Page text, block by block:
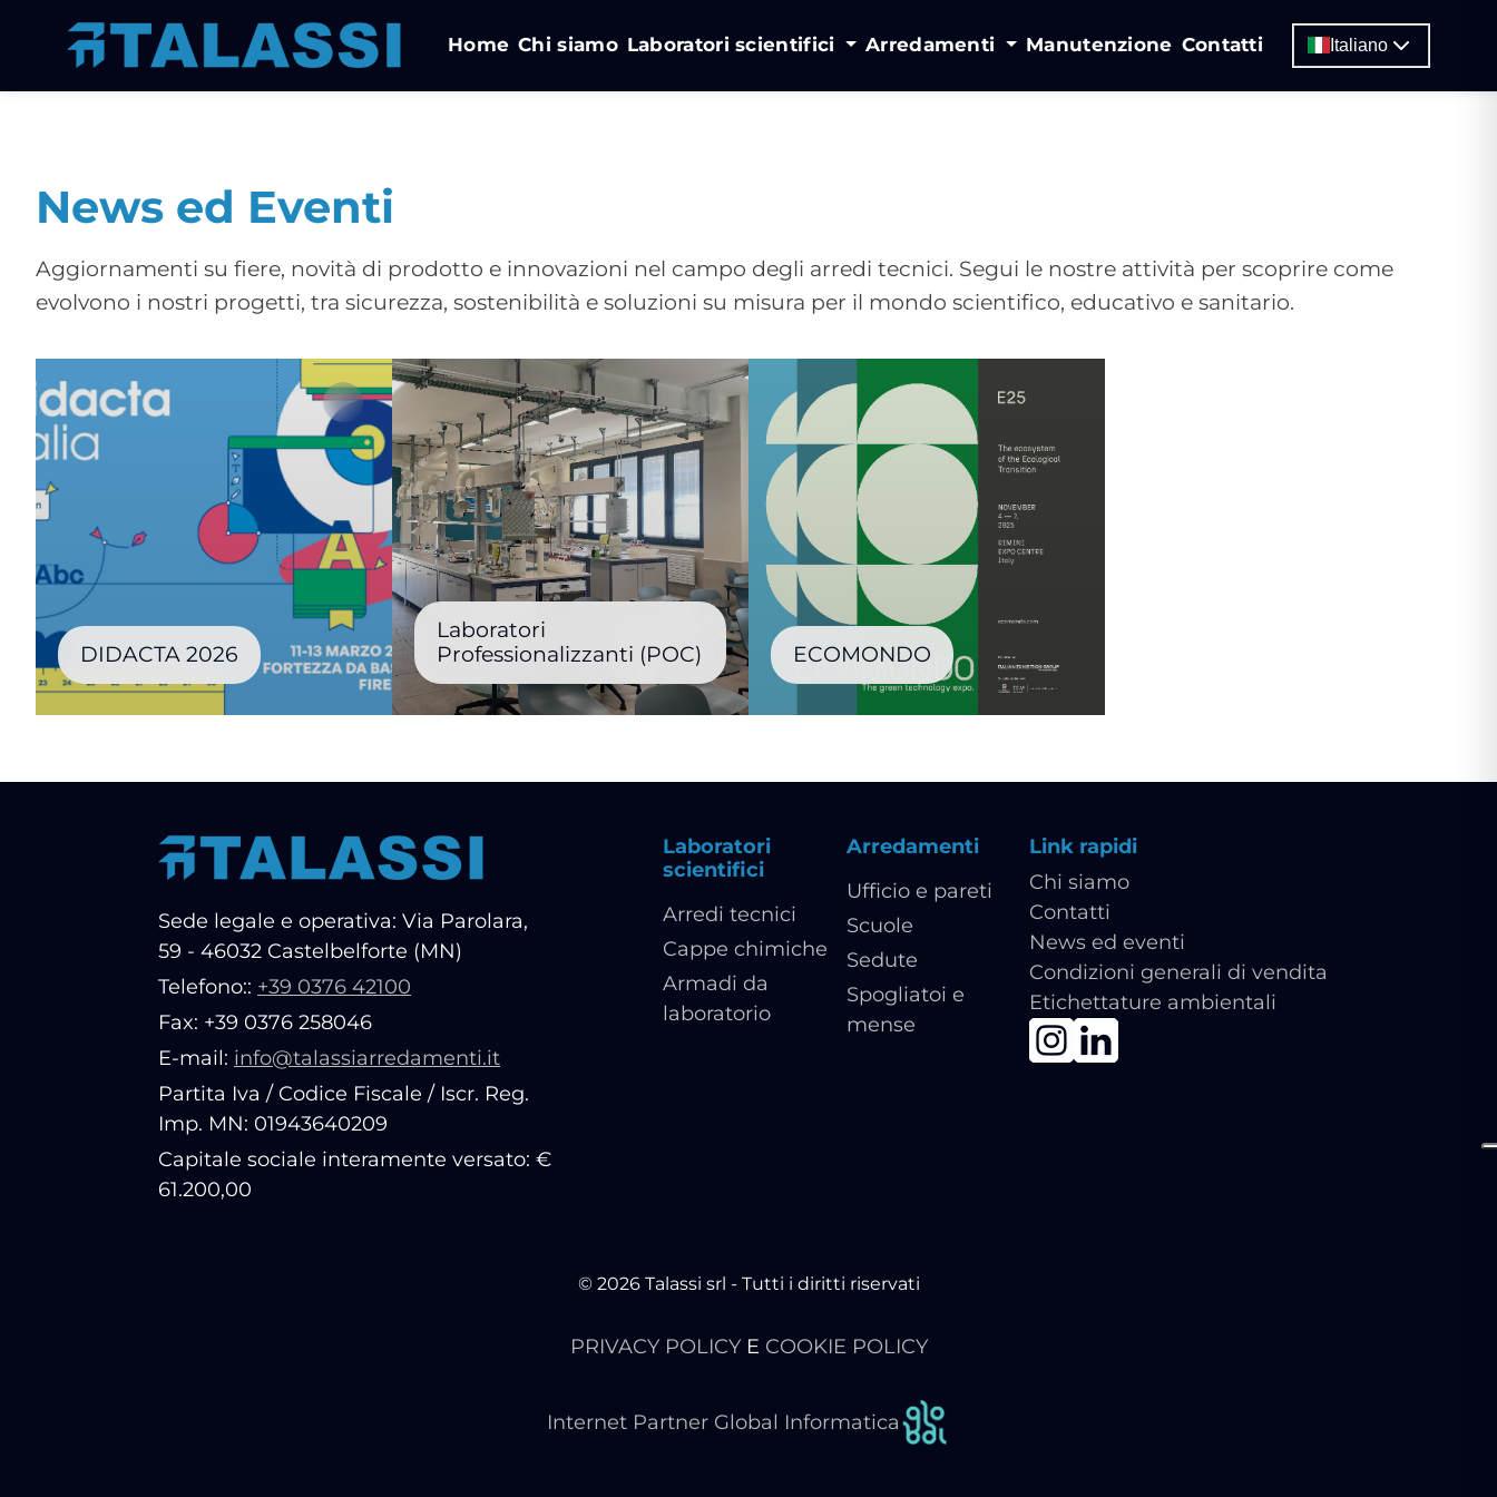
Home Chi siamo Laboratori scientifici Arredamenti Manutenzione Contatti Italiano
News ed Eventi
Aggiornamenti su fiere, novità di prodotto e innovazioni nel campo degli arredi tecnici. Segui le nostre attività per scoprire come
evolvono i nostri progetti, tra sicurezza, sostenibilità e soluzioni su misura per il mondo scientifico, educativo e sanitario.
DIDACTA 2026
Laboratori
Professionalizzanti (POC)
ECOMONDO
Sede legale e operativa: Via Parolara,
59 - 46032 Castelbelforte (MN)
Telefono:: +39 0376 42100
Fax: +39 0376 258046
E-mail: info@talassiarredamenti.it
Partita Iva / Codice Fiscale / Iscr. Reg.
Imp. MN: 01943640209
Capitale sociale interamente versato: €
61.200,00
Laboratori
scientifici
Arredi tecnici
Cappe chimiche
Armadi da
laboratorio
Arredamenti
Ufficio e pareti
Scuole
Sedute
Spogliatoi e
mense
Link rapidi
Chi siamo
Contatti
News ed eventi
Condizioni generali di vendita
Etichettature ambientali
© 2026 Talassi srl - Tutti i diritti riservati
PRIVACY POLICYE COOKIE POLICY
Internet Partner Global Informatica